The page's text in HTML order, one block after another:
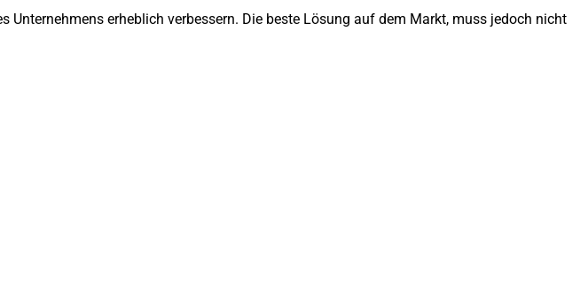
erheblich verbessern. Die beste Lösung auf dem Markt, muss jedoch nicht